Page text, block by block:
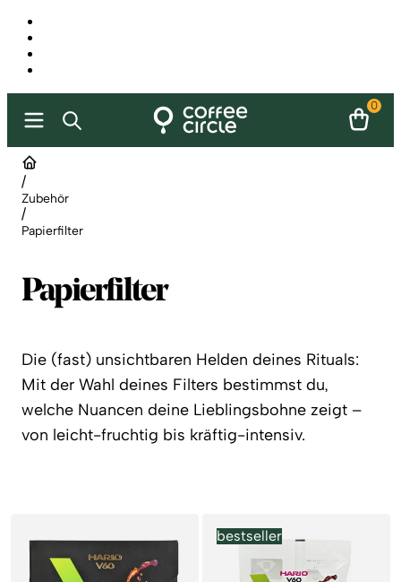
0
/
Zubehör
/
Papierfilter
Papierfilter
Die (fast) unsichtbaren Helden deines Rituals:
Mit der Wahl deines Filters bestimmst du,
welche Nuancen deine Lieblingsbohne zeigt –
von leicht-fruchtig bis kräftig-intensiv.
bestseller